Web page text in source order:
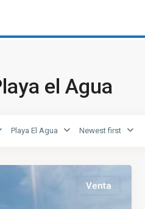
el Agua
Playa El Agua Newest first
Venta